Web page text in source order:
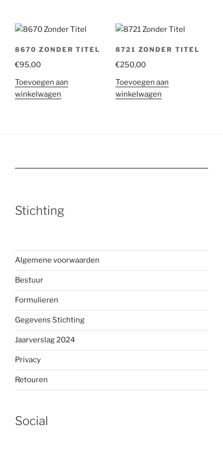
8670 ZONDER TITEL
€95,00
Toevoegen aan
winkelwagen
8721 ZONDER TITEL
€250,00
Toevoegen aan
winkelwagen
Stichting
Algemene voorwaarden
Bestuur
Formulieren
Gegevens Stichting
Jaarverslag 2024
Privacy
Retouren
Social